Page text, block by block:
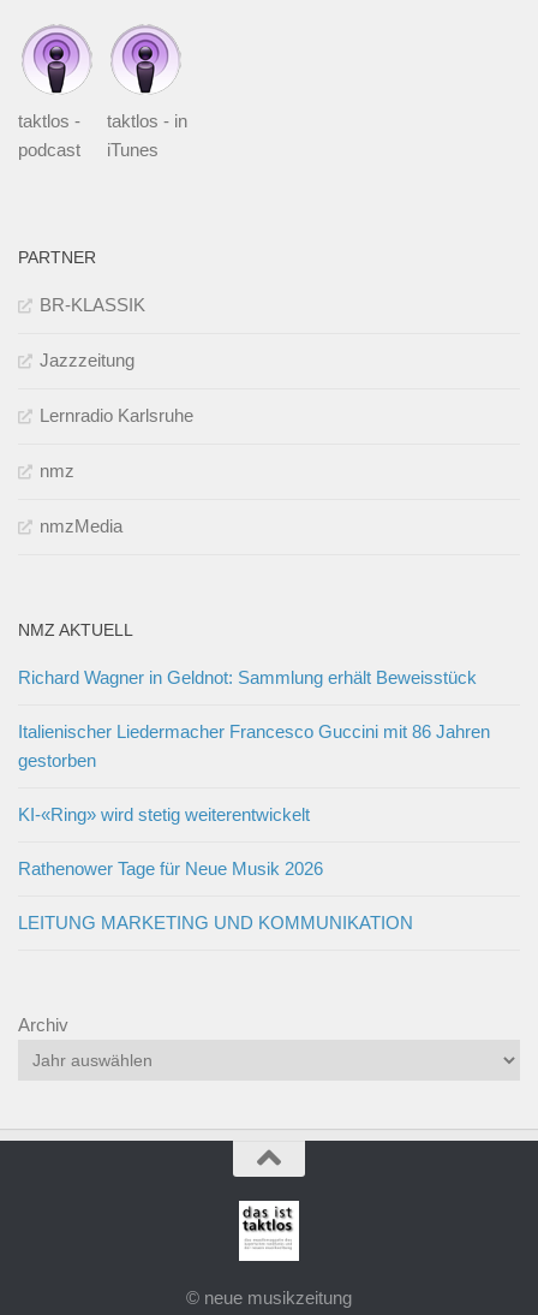
taktlos -
podcast
taktlos - in
iTunes
PARTNER
BR-KLASSIK
Jazzzeitung
Lernradio Karlsruhe
nmz
nmzMedia
NMZ AKTUELL
Richard Wagner in Geldnot: Sammlung erhält Beweisstück
Italienischer Liedermacher Francesco Guccini mit 86 Jahren
gestorben
KI-«Ring» wird stetig weiterentwickelt
Rathenower Tage für Neue Musik 2026
LEITUNG MARKETING UND KOMMUNIKATION
Archiv
© neue musikzeitung